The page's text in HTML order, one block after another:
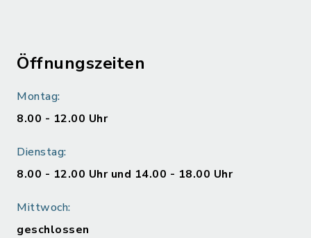
Öffnungszeiten
Montag:
8.00 - 12.00 Uhr
Dienstag:
8.00 - 12.00 Uhr und 14.00 - 18.00 Uhr
Mittwoch:
geschlossen